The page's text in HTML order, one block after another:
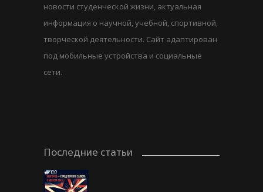
новости студенческой жизни, актуальная
информация о научной, учебной, спортивной,
творческой деятельности. Сайт адаптирован
под мобильные устройства и социальные
сети.
Последние статьи